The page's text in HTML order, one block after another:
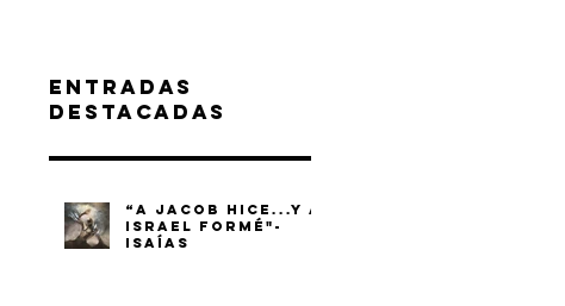
Entradas
destacadas
“A JACOB HICE...Y A
ISRAEL FORMÉ"-
ISAÍAS